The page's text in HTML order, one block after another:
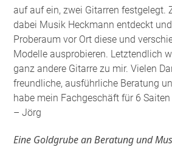
auf auf ein, zwei Gitarren festgelegt.
dabei Musik Heckmann entdeckt
Proberaum vor Ort diese und
Modelle ausprobieren. Letztendlich
ganz andere Gitarre zu mir. Vielen
freundliche, ausführliche Beratung
habe mein Fachgeschäft für 6
– Jörg
Eine Goldgrube an Beratung und